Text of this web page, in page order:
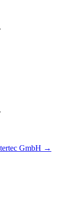
GmbH →